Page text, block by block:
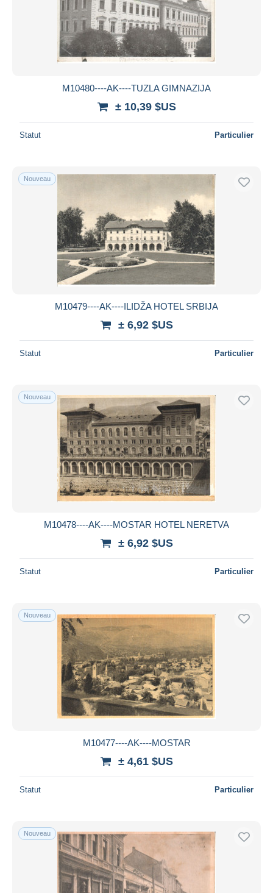
M10480----AK----TUZLA GIMNAZIJA
± 10,39 $US
Statut Particulier
Nouveau
M10479----AK----ILIDŽA HOTEL SRBIJA
± 6,92 $US
Statut Particulier
Nouveau
M10478----AK----MOSTAR HOTEL NERETVA
± 6,92 $US
Statut Particulier
Nouveau
M10477----AK----MOSTAR
± 4,61 $US
Statut Particulier
Nouveau